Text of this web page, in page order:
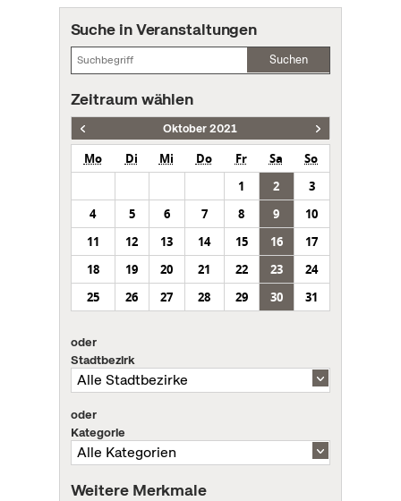
Suche in Veranstaltungen
Suchen
Zeitraum wählen
Oktober 2021
Mo Di Mi Do Fr Sa
So
1
2
3
4
5 6 7 8 9
10
11
12 13 14 15 16
17
18
19 20 21 22 23
24
25
26 27 28 29 30 31
oder
Stadtbezirk
oder
Kategorie
Weitere Merkmale